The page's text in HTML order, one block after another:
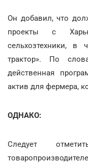
Он добавил, что
проекты с
сельхозтехники, в
трактор». По
действенная
актив для фермера,
ОДНАКО:
Следует